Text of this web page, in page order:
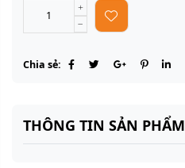
Chia sẻ:
THÔNG TIN SẢN PHẨM